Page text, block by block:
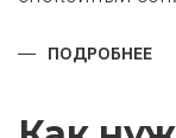
ПОДРОБНЕЕ